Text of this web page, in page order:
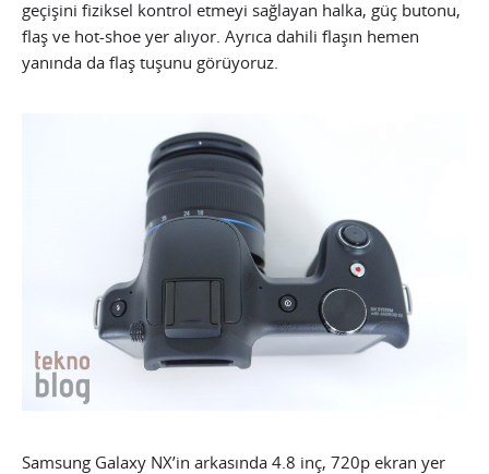
geçişini fiziksel kontrol etmeyi sağlayan halka, güç butonu,
flaş ve hot-shoe yer alıyor. Ayrıca dahili flaşın hemen
yanında da flaş tuşunu görüyoruz.
Samsung Galaxy NX’in arkasında 4.8 inç, 720p ekran yer